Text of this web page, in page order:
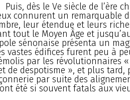
Puis, dès le Ve siècle de l’ère
connurent un remarquable
leur étendue et leurs
tout le Moyen Âge et
sénonaise présenta un
vastes édifices furent peu à
par les révolutionnaires
de despotisme », et plus tard,
par suite des
été si souvent fatals aux